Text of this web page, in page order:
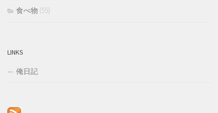
食べ物 (55)
LINKS
俺日記